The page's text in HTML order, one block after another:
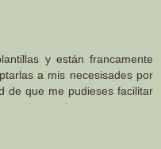
y están francamente
a mis necesisades por
de que me pudieses facilitar